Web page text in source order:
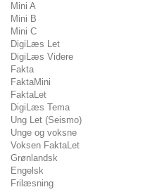
Mini A
Mini B
Mini C
DigiLæs Let
DigiLæs Videre
Fakta
FaktaMini
FaktaLet
DigiLæs Tema
Ung Let (Seismo)
Unge og voksne
Voksen FaktaLet
Grønlandsk
Engelsk
Frilæsning